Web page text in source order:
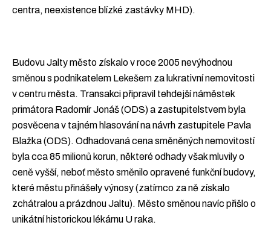
centra, neexistence blízké zastávky MHD).
Budovu Jalty město získalo v roce 2005 nevýhodnou
směnou s podnikatelem Lekešem za lukrativní nemovitosti
v centru města. Transakci připravil tehdejší náměstek
primátora Radomír Jonáš (ODS) a zastupitelstvem byla
posvěcena v tajném hlasování na návrh zastupitele Pavla
Blažka (ODS). Odhadovaná cena směněných nemovitostí
byla cca 85 milionů korun, některé odhady však mluvily o
ceně vyšší, neboť město směnilo opravené funkční budovy,
které městu přinášely výnosy (zatímco za ně získalo
zchátralou a prázdnou Jaltu). Město směnou navíc přišlo o
unikátní historickou lékárnu U raka.